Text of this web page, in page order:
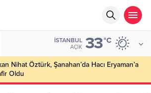
İSTANBUL
AÇIK 33°C
Nihat Öztürk, Şanahan’da Hacı Eryaman’a
Oldu